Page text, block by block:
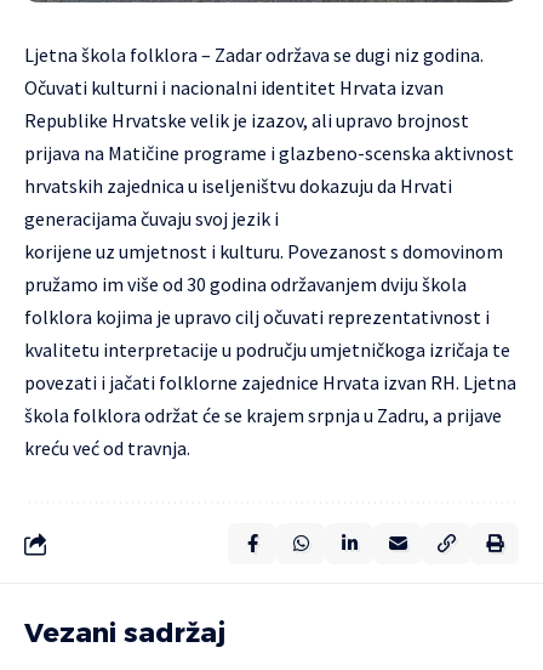
Ljetna škola folklora – Zadar održava se dugi niz godina.
Očuvati kulturni i nacionalni identitet Hrvata izvan
Republike Hrvatske velik je izazov, ali upravo brojnost
prijava na Matičine programe i glazbeno-scenska aktivnost
hrvatskih zajednica u iseljeništvu dokazuju da Hrvati
generacijama čuvaju svoj jezik i
korijene uz umjetnost i kulturu. Povezanost s domovinom
pružamo im više od 30 godina održavanjem dviju škola
folklora kojima je upravo cilj očuvati reprezentativnost i
kvalitetu interpretacije u području umjetničkoga izričaja te
povezati i jačati folklorne zajednice Hrvata izvan RH. Ljetna
škola folklora održat će se krajem srpnja u Zadru, a prijave
kreću već od travnja.
Vezani sadržaj